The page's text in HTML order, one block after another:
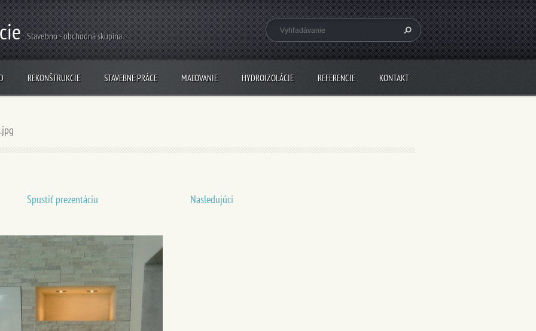
Stavebno - obchodná skupina
REKONŠTRUKCIE STAVEBNE PRÁCE MAĽOVANIE HYDROIZOLÁCIE REFERENCIE KONTAKT
Spustiť prezentáciu Nasledujúci